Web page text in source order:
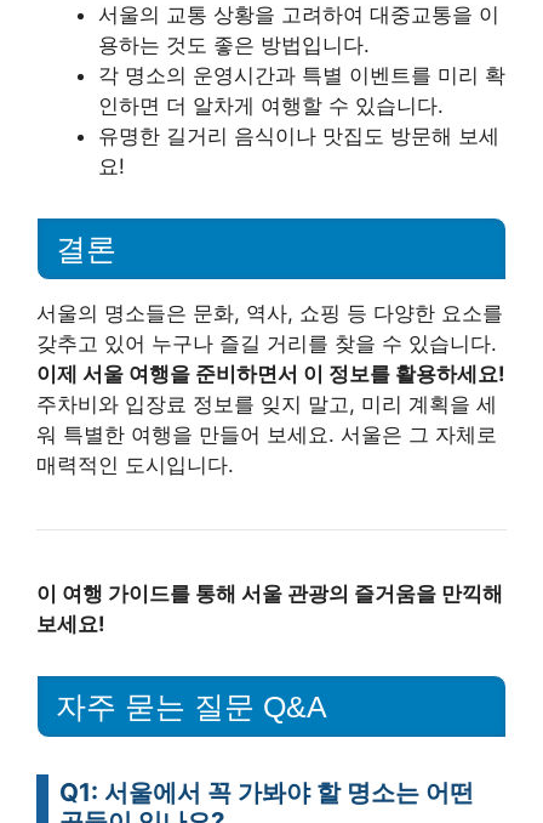
서울의 교통 상황을 고려하여 대중교통을 이
용하는 것도 좋은 방법입니다.
각 명소의 운영시간과 특별 이벤트를 미리 확
인하면 더 알차게 여행할 수 있습니다.
유명한 길거리 음식이나 맛집도 방문해 보세
요!
결론
서울의 명소들은 문화, 역사, 쇼핑 등 다양한 요소를
갖추고 있어 누구나 즐길 거리를 찾을 수 있습니다.
이제 서울 여행을 준비하면서 이 정보를 활용하세요!
주차비와 입장료 정보를 잊지 말고, 미리 계획을 세
워 특별한 여행을 만들어 보세요. 서울은 그 자체로
매력적인 도시입니다.
이 여행 가이드를 통해 서울 관광의 즐거움을 만끽해
보세요!
자주 묻는 질문 Q&A
Q1: 서울에서 꼭 가봐야 할 명소는 어떤